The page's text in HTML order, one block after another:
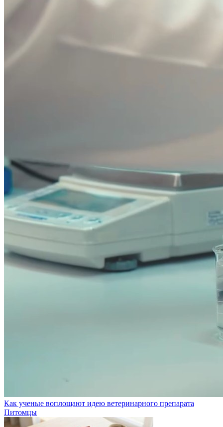
Как ученые воплощают идею ветеринарного препарата
Питомцы